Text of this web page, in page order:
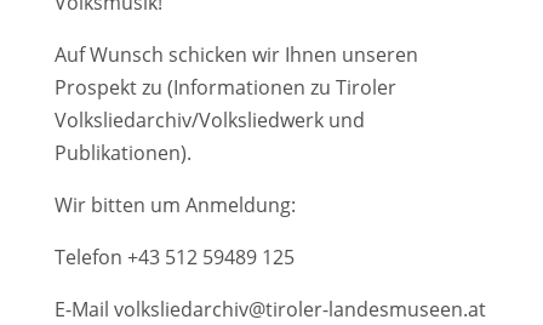
Auf Wunsch schicken wir Ihnen unseren
Prospekt zu (Informationen zu Tiroler
Volksliedarchiv/Volksliedwerk und
Publikationen).
Wir bitten um Anmeldung:
Telefon +43 512 59489 125
E-Mail volksliedarchiv@tiroler-landesmuseen.at